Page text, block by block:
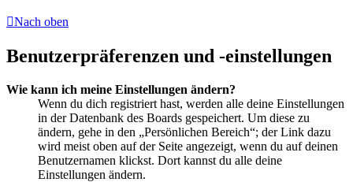
Nach oben
Benutzerpräferenzen und -einstellungen
Wie kann ich meine Einstellungen ändern?
Wenn du dich registriert hast, werden alle deine Einstellungen
in der Datenbank des Boards gespeichert. Um diese zu
ändern, gehe in den „Persönlichen Bereich“; der Link dazu
wird meist oben auf der Seite angezeigt, wenn du auf deinen
Benutzernamen klickst. Dort kannst du alle deine
Einstellungen ändern.